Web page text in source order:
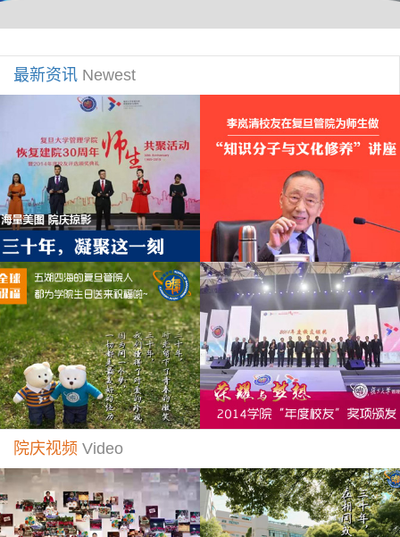
最新资讯 Newest
院庆视频 Video